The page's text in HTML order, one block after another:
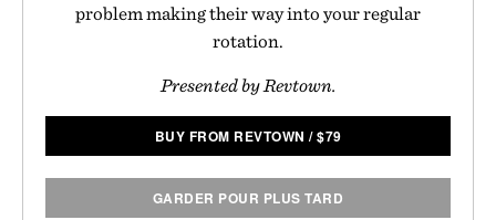
problem making their way into your regular
rotation.
Presented by Revtown.
BUY FROM REVTOWN /$79
GARDER POUR PLUS TARD